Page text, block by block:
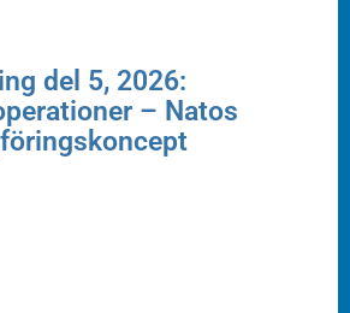
del 5, 2026:
– Natos